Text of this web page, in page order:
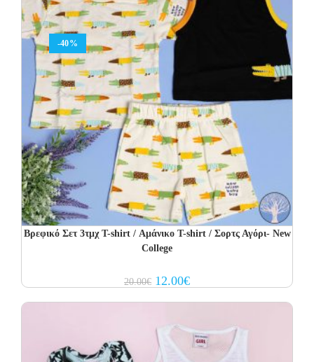
-40%
Βρεφικό Σετ 3τμχ T-shirt / Αμάνικο T-shirt / Σορτς Αγόρι- New
College
20.00€ Original
price
12.00€Current
price